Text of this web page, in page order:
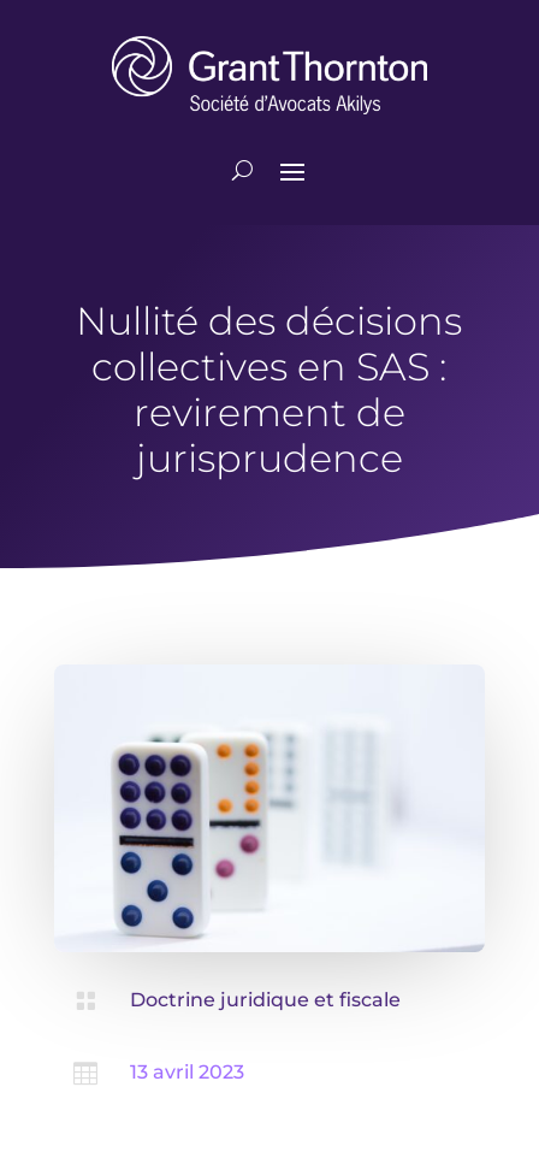
Nullité des décisions
collectives en SAS :
revirement de
jurisprudence
 Doctrine juridique et fiscale
 13 avril 2023